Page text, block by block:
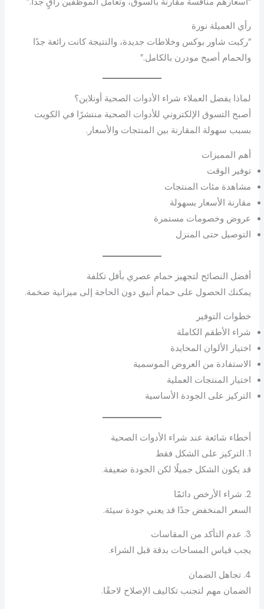
رأي العميلة نورة
“ركبت شاور بوكس وخلاطات جديدة، والنتيجة كانت رائعة جدًا
والحمام أصبح مودرن بالكامل.”
لماذا يفضل العملاء شراء الأدوات الصحية أونلاين؟
أصبح التسوق الإلكتروني للأدوات الصحية منتشرًا في الكويت
بسبب سهولة المقارنة بين المنتجات والأسعار.
أهم المميزات
توفير الوقت
مشاهدة مئات المنتجات
مقارنة الأسعار بسهولة
عروض وخصومات مستمرة
التوصيل حتى المنزل
أفضل النصائح لتجهيز حمام عصري بأقل تكلفة
يمكنك الحصول على حمام أنيق دون الحاجة إلى ميزانية ضخمة.
خطوات التوفير
شراء الأطقم الكاملة
اختيار الألوان المحايدة
الاستفادة من العروض الموسمية
اختيار المنتجات العملية
التركيز على الجودة الأساسية
أخطاء شائعة عند شراء الأدوات الصحية
1. التركيز على الشكل فقط
قد يكون الشكل جميلًا لكن الجودة ضعيفة.
2. شراء الأرخص دائمًا
السعر المنخفض جدًا قد يعني جودة سيئة.
3. عدم التأكد من المقاسات
يجب قياس المساحات بدقة قبل الشراء.
4. تجاهل الضمان
الضمان مهم لتجنب تكاليف الإصلاح لاحقًا.